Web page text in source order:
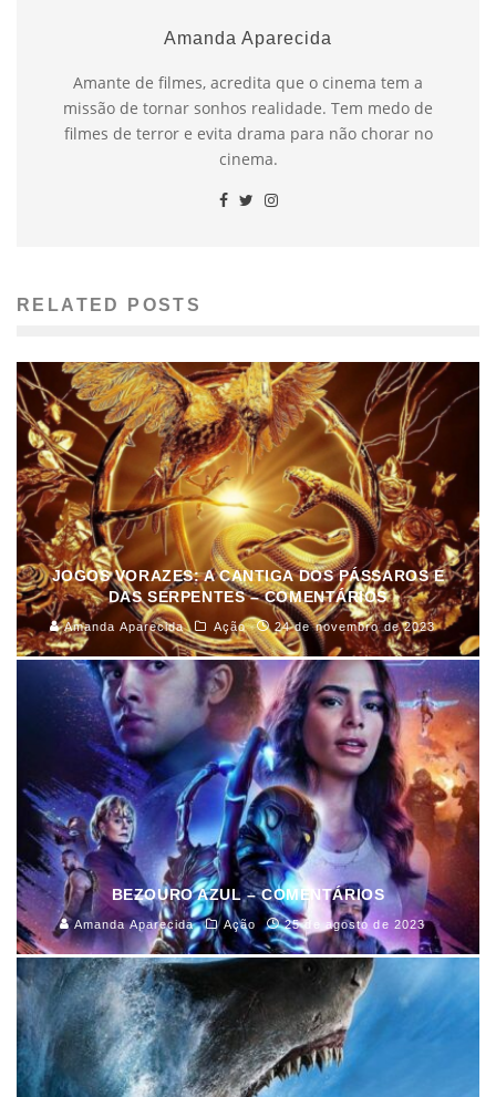
Amanda Aparecida
Amante de filmes, acredita que o cinema tem a
missão de tornar sonhos realidade. Tem medo de
filmes de terror e evita drama para não chorar no
cinema.
RELATED POSTS
JOGOS VORAZES: A CANTIGA DOS PÁSSAROS E
DAS SERPENTES – COMENTÁRIOS
Amanda Aparecida Ação 24 de novembro de 2023
BEZOURO AZUL – COMENTÁRIOS
Amanda Aparecida Ação 25 de agosto de 2023